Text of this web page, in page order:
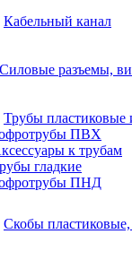
Кабельный канал
Силовые разъемы,
Трубы пластиковые
ПВХ
к трубам
гладкие
ПНД
Скобы